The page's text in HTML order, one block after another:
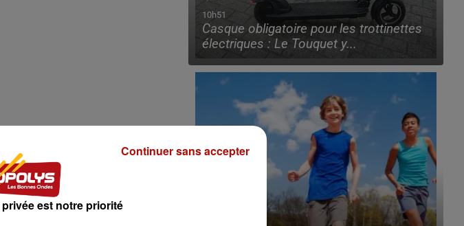
10h51
Casque obligatoire pour les trottinettes
électriques : Le Touquet y...
est notre priorité
Continuer sans accepter